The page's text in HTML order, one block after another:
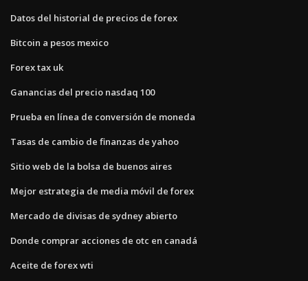
Datos del historial de precios de forex
Bitcoin a pesos mexico
Forex tax uk
Ganancias del precio nasdaq 100
Prueba en línea de conversión de moneda
Tasas de cambio de finanzas de yahoo
Sitio web de la bolsa de buenos aires
Mejor estrategia de media móvil de forex
Mercado de divisas de sydney abierto
Donde comprar acciones de otc en canadá
Aceite de forex wti